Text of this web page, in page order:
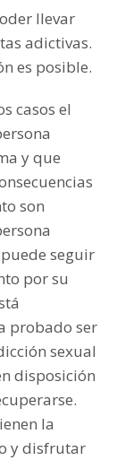
llevar
adictivas.
es posible.
casos el
y que
son
seguir
por su
probado ser
sexual
disposición
la
y disfrutar